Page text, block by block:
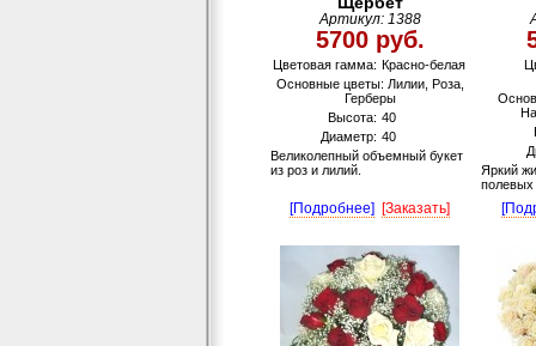
Артикул: 1388
5700 руб.
Цветовая гамма: Красно-белая
Основные цветы: Лилии, Роза,
Герберы
Высота: 40
Диаметр: 40
Великолепный объемный букет
из роз и лилий.
Яркий
полевых
[Подробнее] [Заказать]